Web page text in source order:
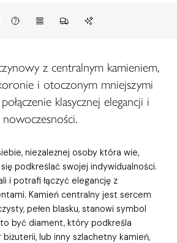
z centralnym kamieniem,
i otoczonym mniejszymi
klasycznej elegancji i
nowoczesności.
niezależnej osoby która wie,
podkreślać swojej indywidualności.
i potrafi łączyć elegancję z
Kamień centralny jest sercem
pełen blasku, stanowi symbol
to być diament, który podkreśla
lub inny szlachetny kamień,